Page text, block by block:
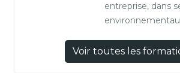
entreprise, dans
Voir toutes les